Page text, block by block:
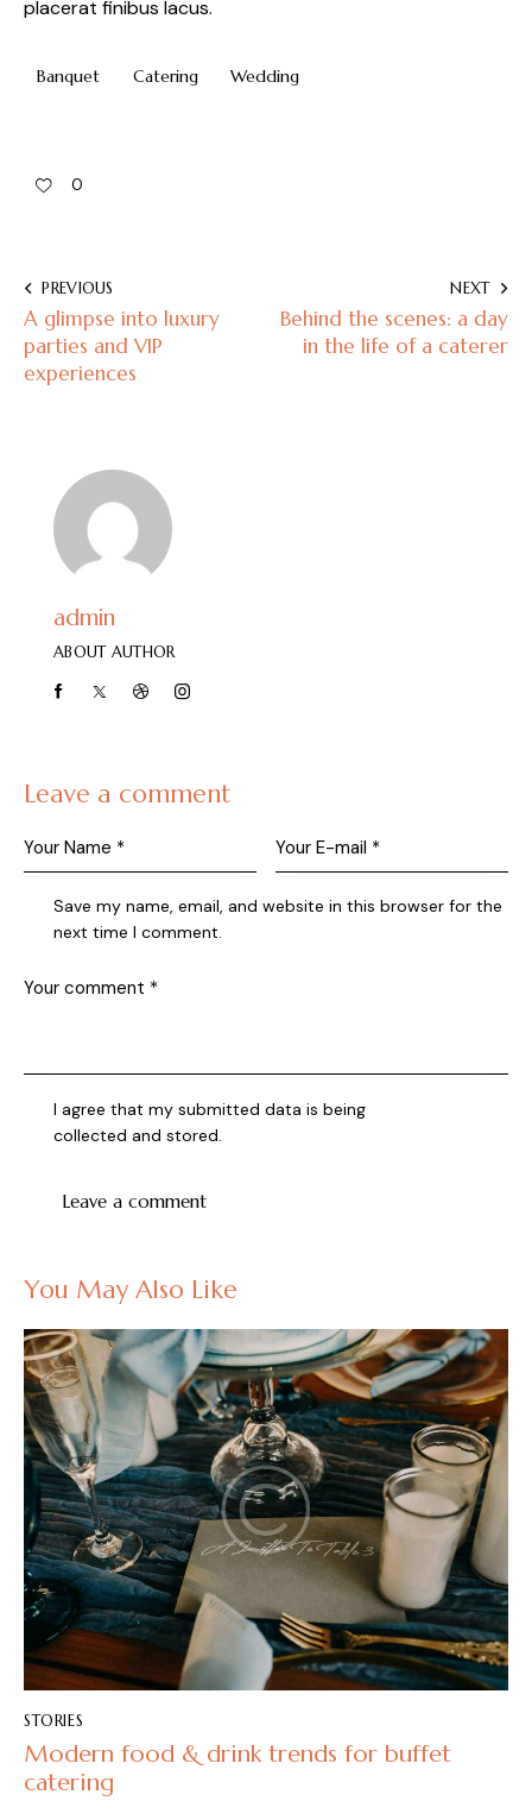
placerat finibus lacus.
Banquet Catering Wedding
0
PREVIOUS
A glimpse into luxury
parties and VIP
experiences
NEXT
Behind the scenes: a day
in the life of a caterer
admin
ABOUT AUTHOR
Leave a comment
Save my name, email, and website in this browser for the
next time I comment.
I agree that my submitted data is being
collected and stored.
You May Also Like
STORIES
Modern food & drink trends for buffet
catering